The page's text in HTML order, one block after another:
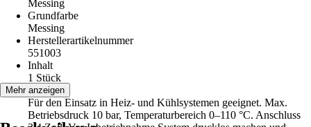
Messing
Grundfarbe
Messing
Herstellerartikelnummer
551003
Inhalt
1 Stück
Hinweis
Für den Einsatz in Heiz- und Kühlsystemen geeignet. Max.
Betriebsdruck 10 bar, Temperaturbereich 0–110 °C. Anschluss
Mehr anzeigen